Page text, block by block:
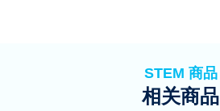
STEM 商品
相关商品